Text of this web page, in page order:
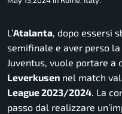
L’Atalanta, dopo essersi
semifinale e aver perso
Juventus, vuole portare
Leverkusen nel match
League 2023/2024. La
passo dal realizzare